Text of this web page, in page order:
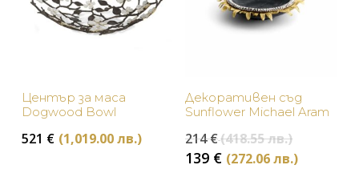
Център за маса
Dogwood Bowl
521 € (1,019.00 лв.)
Декоративен съд
Sunflower Michael Aram
214€(418.55 лв.)Original
price
139 € (272.06 лв.)